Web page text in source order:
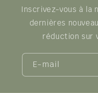
Inscrivez-vous à la
dernières
réduction sur
E-mail